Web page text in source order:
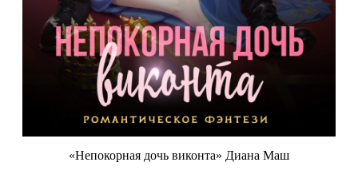
«Непокорная дочь виконта» Диана Маш